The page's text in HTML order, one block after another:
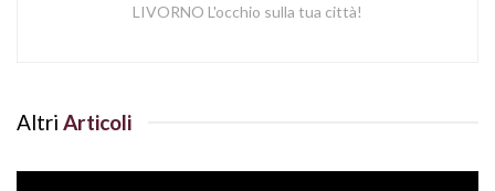
LIVORNO L'occhio sulla tua città!
Altri Articoli